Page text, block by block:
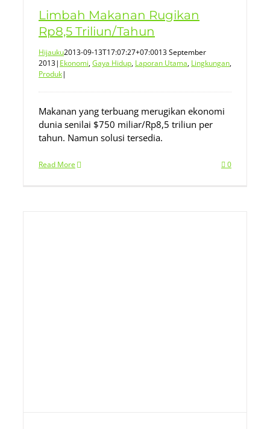
Limbah Makanan Rugikan
Rp8,5 Triliun/Tahun
Hijauku2013-09-13T17:07:27+07:0013 September
2013| Ekonomi,Gaya Hidup, Laporan Utama, Lingkungan,
Produk|
Makanan yang terbuang merugikan ekonomi
dunia senilai $750 miliar/Rp8,5 triliun per
tahun. Namun solusi tersedia.
Read More 0